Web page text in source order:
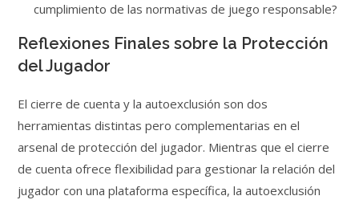
cumplimiento de las normativas de juego responsable?
Reflexiones Finales sobre la Protección
del Jugador
El cierre de cuenta y la autoexclusión son dos
herramientas distintas pero complementarias en el
arsenal de protección del jugador. Mientras que el cierre
de cuenta ofrece flexibilidad para gestionar la relación del
jugador con una plataforma específica, la autoexclusión